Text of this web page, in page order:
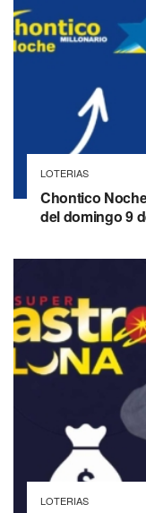
LOTERIAS
Chontico
del domingo 9
LOTERIAS